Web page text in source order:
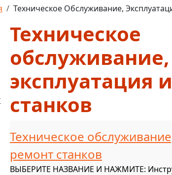
Техническое Обслуживание,
Техническое
обслуживание,
эксплуатация
станков
Техническое
ремонт станков
ВЫБЕРИТЕ НАЗВАНИЕ И НАЖМИТЕ: